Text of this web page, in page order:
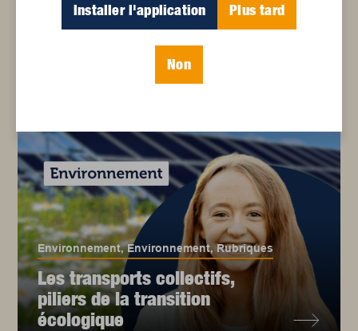
Articles connexes
Environnement,Environnement,Rubriques
Les transports collectifs,
piliers de la transition
écologique
Installer l'application Plus tard
Non